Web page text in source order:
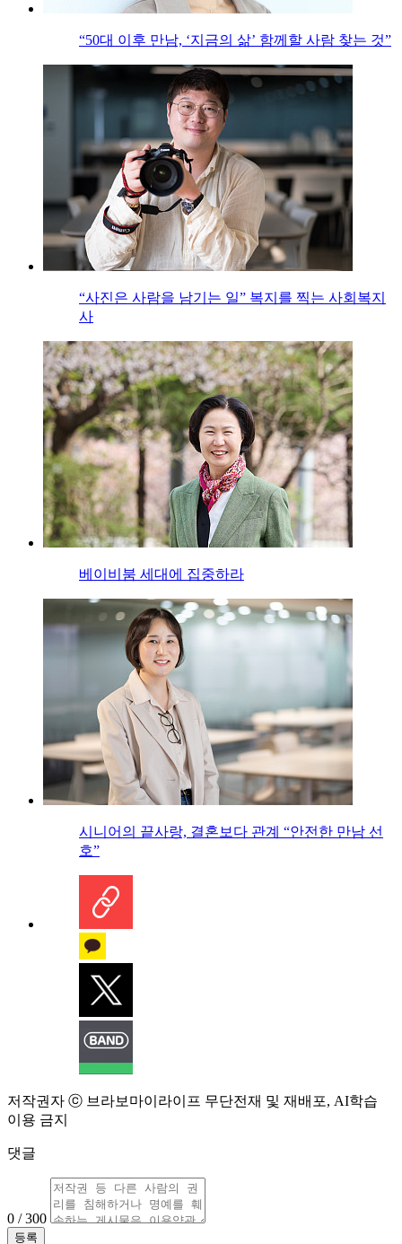
“50대 이후 만남, ‘지금의 삶’ 함께할 사람 찾는 것”
“사진은 사람을 남기는 일” 복지를 찍는 사회복지
사
베이비붐 세대에 집중하라
시니어의 끝사랑, 결혼보다 관계 “안전한 만남 선
호”
저작권자 ⓒ 브라보마이라이프 무단전재 및 재배포, AI학습
이용 금지
댓글
0 / 300